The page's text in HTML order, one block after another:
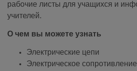
рабочие листы для учащихся и
учителей.
О чем вы можете узнать
Электрические цепи
Электрическое сопротивление